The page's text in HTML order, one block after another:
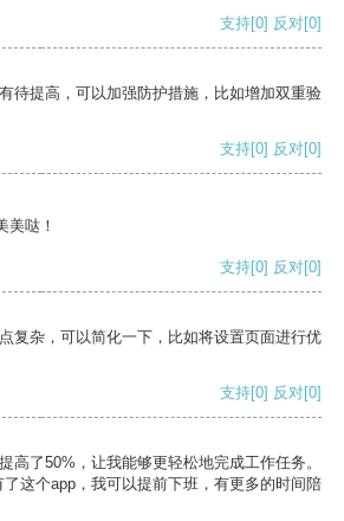
支持[0] 反对[0]
待提高，可以加强防护措施，比如增加双重验
支持[0] 反对[0]
美哒！
支持[0] 反对[0]
复杂，可以简化一下，比如将设置页面进行优
支持[0] 反对[0]
高了50%，让我能够更轻松地完成工作任务。
这个app，我可以提前下班，有更多的时间陪